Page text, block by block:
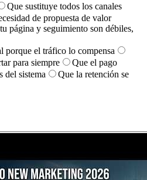
Que sustituye todos los canales
de propuesta de valor
página y seguimiento son débiles,
porque el tráfico lo compensa
para siempre
Que el pago
del sistema
Que la retención se